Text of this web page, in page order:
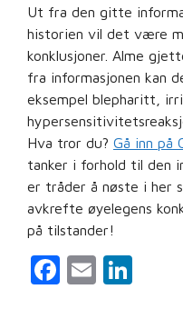
Ut fra den gitte
historien vil det være
konklusjoner. Alme
fra informasjonen kan
eksempel blepharitt,
Hva tror du? Gå inn på
tanker i forhold til den
er tråder å nøste i her
avkrefte øyelegens
på tilstander!
F
E